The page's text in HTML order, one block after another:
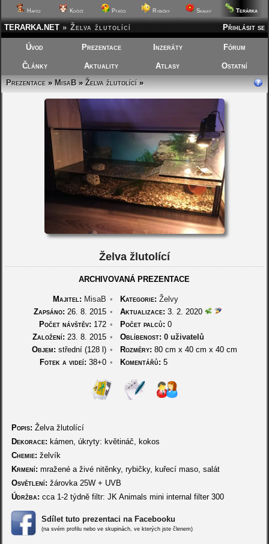
Hafíci Kočičí Ptáčci Rybičky Skalky Terárka
Přihlásit se
TERARKA.NET » Želva žlutolící
Úvod Prezentace Inzeráty Fórum
Články Aktuality Atlasy
Ostatní
Prezentace»MisaB»Želva žlutolící»
Želva žlutolící
ARCHIVOVANÁ PREZENTACE
Majitel: MisaB • Kategorie: Želvy
Zapsáno: 26. 8. 2015 • Aktualizace: 3. 2. 2020
Počet návštěv: 172 • Počet palců: 0
Založení: 23. 8. 2015 • Oblíbenost: 0 uživatelů
Objem: střední (128 l) • Rozměry: 80 cm x 40 cm x 40 cm
Fotek a videí: 38+0 • Komentářů: 5
Popis: Želva žlutolící
Dekorace: kámen, úkryty: květináč, kokos
Chemie: želvík
Krmení: mražené a živé nitěnky, rybičky, kuřecí maso, salát
Osvětlení: žárovka 25W + UVB
Údržba: cca 1-2 týdně filtr: JK Animals mini internal filter 300
Sdílet tuto prezentaci na Facebooku
(na svém profilu nebo ve skupinách, ve kterých jste členem)